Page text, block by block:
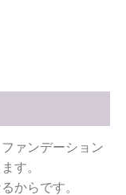
ァンデーション
す。
からです。